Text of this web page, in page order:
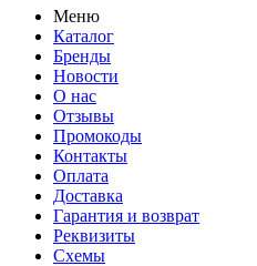
Меню
Каталог
Бренды
Новости
О нас
Отзывы
Промокоды
Контакты
Оплата
Доставка
Гарантия и возврат
Реквизиты
Схемы